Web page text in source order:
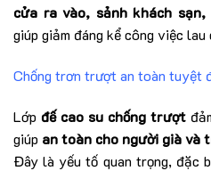
cửa ra vào, sảnh khách sạn,
giúp giảm đáng kể công việc lau
Chống trơn trượt an toàn tuyệt
Lớp đế cao su chống trượt
giúp an toàn cho người già và
Đây là yếu tố quan trọng, đặc